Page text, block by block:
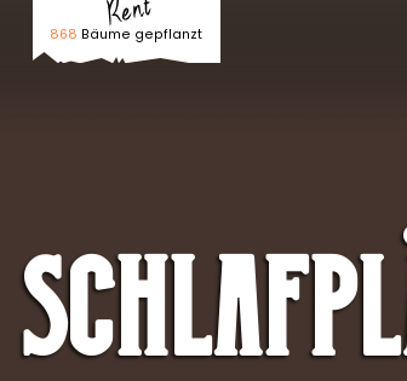
Logo The Camper Rent
868 Bäume gepflanzt